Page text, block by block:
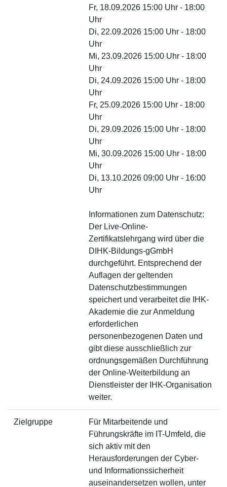
Fr, 18.09.2026 15:00 Uhr - 18:00
Uhr
Di, 22.09.2026 15:00 Uhr - 18:00
Uhr
Mi, 23.09.2026 15:00 Uhr - 18:00
Uhr
Di, 24.09.2026 15:00 Uhr - 18:00
Uhr
Fr, 25.09.2026 15:00 Uhr - 18:00
Uhr
Di, 29.09.2026 15:00 Uhr - 18:00
Uhr
Mi, 30.09.2026 15:00 Uhr - 18:00
Uhr
Di, 13.10.2026 09:00 Uhr - 16:00
Uhr
Informationen zum Datenschutz:
Der Live-Online-
Zertifikatslehrgang wird über die
DIHK-Bildungs-gGmbH
durchgeführt. Entsprechend der
Auflagen der geltenden
Datenschutzbestimmungen
speichert und verarbeitet die IHK-
Akademie die zur Anmeldung
erforderlichen
personenbezogenen Daten und
gibt diese ausschließlich zur
ordnungsgemäßen Durchführung
der Online-Weiterbildung an
Dienstleister der IHK-Organisation
weiter.
Zielgruppe
Für Mitarbeitende und
Führungskräfte im IT-Umfeld, die
sich aktiv mit den
Herausforderungen der Cyber-
und Informationssicherheit
auseinandersetzen wollen, unter